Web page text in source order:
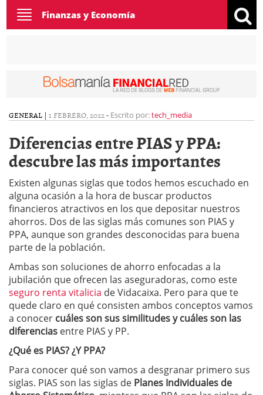
Toggle
navigation
Finanzas y Economía
GENERAL | 1 FEBRERO, 2022- Escrito por:tech_media
Diferencias entre PIAS y PPA:
descubre las más importantes
Existen algunas siglas que todos hemos escuchado en
alguna ocasión a la hora de buscar productos
financieros atractivos en los que depositar nuestros
ahorros. Dos de las siglas más comunes son PIAS y
PPA, aunque son grandes desconocidas para buena
parte de la población.
Ambas son soluciones de ahorro enfocadas a la
jubilación que ofrecen las aseguradoras, como este
seguro renta vitalicia de Vidacaixa. Pero para que te
quede claro en qué consisten ambos conceptos vamos
a conocer cuáles son sus similitudes y cuáles son las
diferencias entre PIAS y PP.
¿Qué es PIAS? ¿Y PPA?
Para conocer qué son vamos a desgranar primero sus
siglas. PIAS son las siglas de Planes Individuales de